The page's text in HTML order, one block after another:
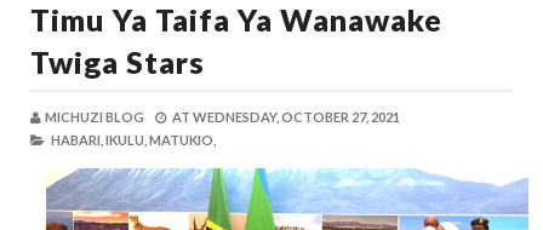
Timu Ya Taifa Ya Wanawake
Twiga Stars
MICHUZI BLOG AT WEDNESDAY, OCTOBER 27, 2021
HABARI, IKULU, MATUKIO,